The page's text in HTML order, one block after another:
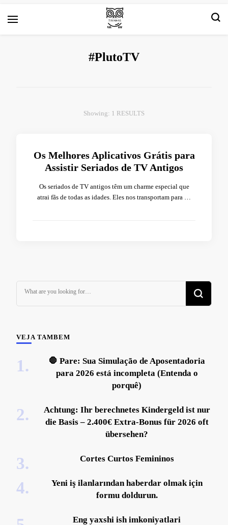
Tirinha.com#PlutoTV
Showing: 1 RESULTS
Os Melhores Aplicativos Grátis para
Assistir Seriados de TV Antigos
Os seriados de TV antigos têm um charme especial que
atrai fãs de todas as idades. Eles nos transportam para …
VEJA TAMBEM
🛑 Pare: Sua Simulação de Aposentadoria
para 2026 está incompleta (Entenda o
porquê)
Achtung: Ihr berechnetes Kindergeld ist nur
die Basis – 2.400€ Extra-Bonus für 2026 oft
übersehen?
Cortes Curtos Femininos
Yeni iş ilanlarından haberdar olmak için
formu doldurun.
Eng yaxshi ish imkoniyatlari